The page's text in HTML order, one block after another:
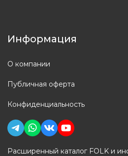
Информация
О компании
Публичная оферта
Конфиденциальность
Расширенный каталог FOLK и